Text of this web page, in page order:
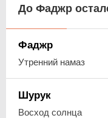
До Фаджр
Фаджр
Утренний намаз
Шурук
Восход солнца